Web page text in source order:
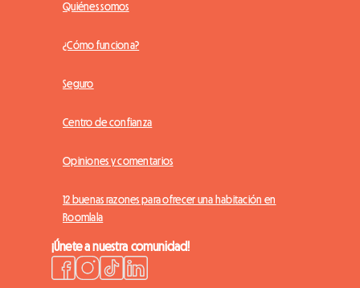
Quiénes somos
¿Cómo funciona?
Seguro
Centro de confianza
Opiniones y comentarios
12 buenas razones para ofrecer una habitación en
Roomlala
¡Únete a nuestra comunidad!